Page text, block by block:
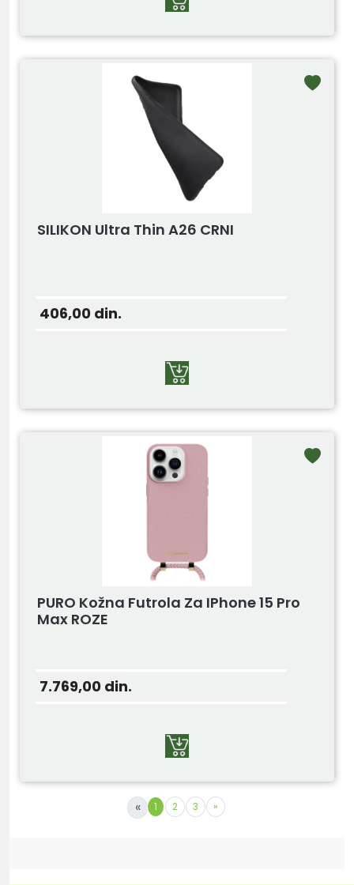
SILIKON Ultra Thin A26 CRNI
406,00 din.
PURO Kožna Futrola Za IPhone 15 Pro
Max ROZE
7.769,00 din.
« 1 2 3 »